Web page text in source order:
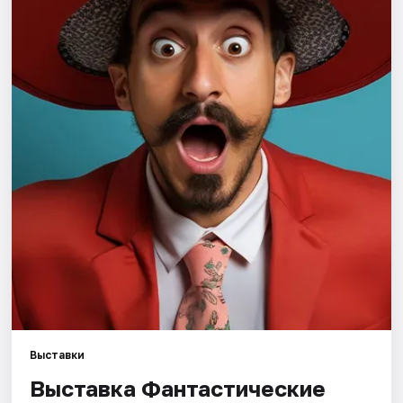
Города
Площадки
Рейтинги
Выставки
Выставка Фантастические